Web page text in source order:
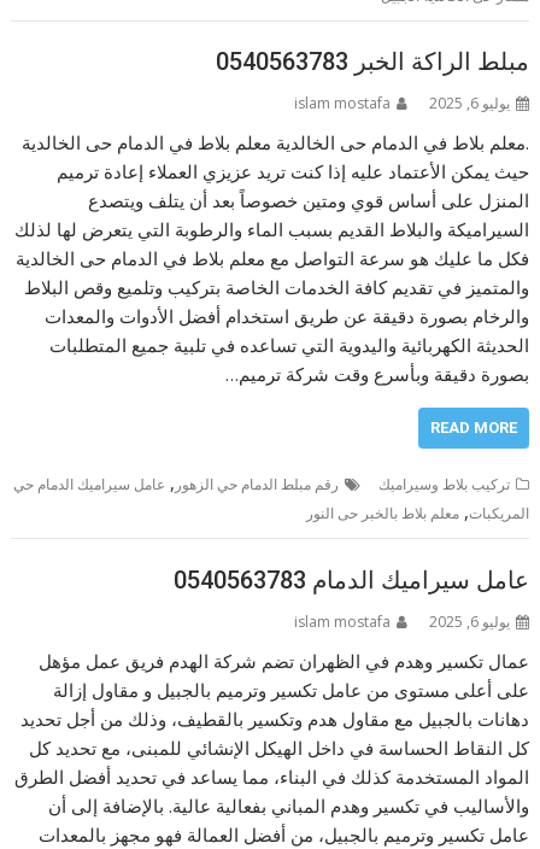
مبلط الراكة الخبر 0540563783
يوليو 6, 2025 islam mostafa
.معلم بلاط في الدمام حى الخالدية معلم بلاط في الدمام حى الخالدية
حيث يمكن الأعتماد عليه إذا كنت تريد عزيزي العملاء إعادة ترميم
المنزل على أساس قوي ومتين خصوصاً بعد أن يتلف ويتصدع
السيراميكة والبلاط القديم بسبب الماء والرطوبة التي يتعرض لها لذلك
فكل ما عليك هو سرعة التواصل مع معلم بلاط في الدمام حى الخالدية
والمتميز في تقديم كافة الخدمات الخاصة بتركيب وتلميع وقص البلاط
والرخام بصورة دقيقة عن طريق استخدام أفضل الأدوات والمعدات
الحديثة الكهربائية واليدوية التي تساعده في تلبية جميع المتطلبات
بصورة دقيقة وبأسرع وقت شركة ترميم…
READ MORE
تركيب بلاط وسيراميك رقم مبلط الدمام حي الزهور , عامل سيراميك الدمام حي
المريكبات,معلم بلاط بالخبر حى النور
عامل سيراميك الدمام 0540563783
يوليو 6, 2025 islam mostafa
عمال تكسير وهدم في الظهران تضم شركة الهدم فريق عمل مؤهل
على أعلى مستوى من عامل تكسير وترميم بالجبيل و مقاول إزالة
دهانات بالجبيل مع مقاول هدم وتكسير بالقطيف، وذلك من أجل تحديد
كل النقاط الحساسة في داخل الهيكل الإنشائي للمبنى، مع تحديد كل
المواد المستخدمة كذلك في البناء، مما يساعد في تحديد أفضل الطرق
والأساليب في تكسير وهدم المباني بفعالية عالية. بالإضافة إلى أن
عامل تكسير وترميم بالجبيل، من أفضل العمالة فهو مجهز بالمعدات